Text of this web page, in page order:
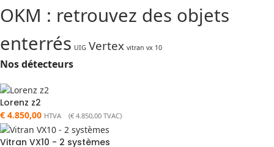
OKM : retrouvez des objets
enterrés UIG Vertex vitran vx 10
Nos détecteurs
Lorenz z2
€ 4.850,00 HTVA (€ 4.850,00 TVAC)
Vitran VX10 - 2 systèmes